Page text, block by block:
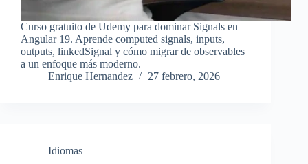
Curso gratuito de Udemy para dominar Signals en
Angular 19. Aprende computed signals, inputs,
outputs, linkedSignal y cómo migrar de observables
a un enfoque más moderno.
Enrique Hernandez
27 febrero, 2026
Idiomas